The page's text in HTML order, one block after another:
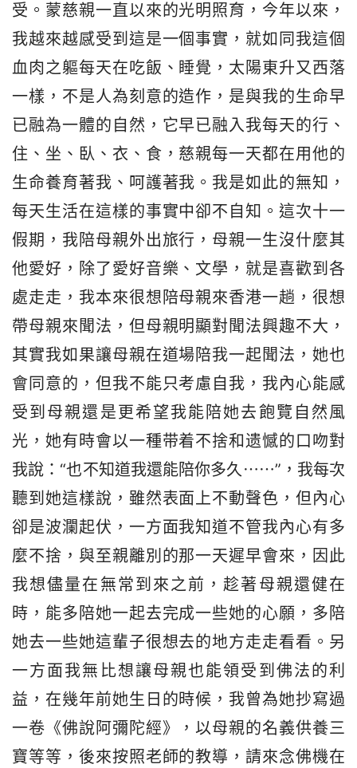
受。蒙慈親一直以來的光明照育，今年以來，
我越來越感受到這是一個事實，就如同我這個
血肉之軀每天在吃飯、睡覺，太陽東升又西落
一樣，不是人為刻意的造作，是與我的生命早
已融為一體的自然，它早已融入我每天的行、
住、坐、臥、衣、食，慈親每一天都在用他的
生命養育著我、呵護著我。我是如此的無知，
每天生活在這樣的事實中卻不自知。這次十一
假期，我陪母親外出旅行，母親一生沒什麼其
他愛好，除了愛好音樂、文學，就是喜歡到各
處走走，我本來很想陪母親來香港一趟，很想
帶母親來聞法，但母親明顯對聞法興趣不大，
其實我如果讓母親在道場陪我一起聞法，她也
會同意的，但我不能只考慮自我，我內心能感
受到母親還是更希望我能陪她去飽覽自然風
光，她有時會以一種带着不捨和遗憾的口吻對
我說：“也不知道我還能陪你多久⋯⋯”，我每次
聽到她這樣說，雖然表面上不動聲色，但內心
卻是波瀾起伏，一方面我知道不管我內心有多
麼不捨，與至親離別的那一天遲早會來，因此
我想儘量在無常到來之前，趁著母親還健在
時，能多陪她一起去完成一些她的心願，多陪
她去一些她這輩子很想去的地方走走看看。另
一方面我無比想讓母親也能領受到佛法的利
益，在幾年前她生日的時候，我曾為她抄寫過
一卷《佛說阿彌陀經》，以母親的名義供養三
寶等等，後來按照老師的教導，請來念佛機在